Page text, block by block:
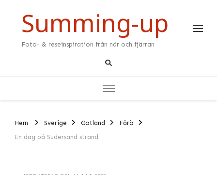
Summing-up
Foto- & reseinspiration från när och fjärran
Hem Sverige Gotland
Fårö
En dag på Sudersand strand